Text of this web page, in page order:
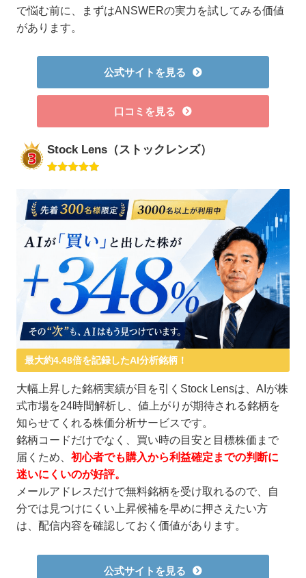
で悩む前に、まずはANSWERの実力を試してみる価値
があります。
公式サイトを見る
口コミを見る
Stock Lens（ストックレンズ）
最大約4.48倍を記録したAI分析銘柄！
大幅上昇した銘柄実績が目を引くStock Lensは、AIが株
式市場を24時間解析し、値上がりが期待される銘柄を
知らせてくれる株価分析サービスです。
銘柄コードだけでなく、買い時の目安と目標株価まで
届くため、初心者でも購入から利益確定までの判断に
迷いにくいのが好評。
メールアドレスだけで無料銘柄を受け取れるので、自
分では見つけにくい上昇候補を早めに押さえたい方
は、配信内容を確認しておく価値があります。
公式サイトを見る